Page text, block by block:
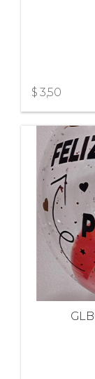
$ 3,50